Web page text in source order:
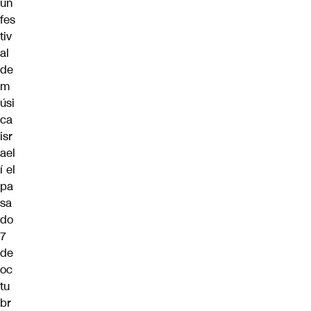
un
fes
tiv
al
de
m
úsi
ca
isr
ael
í el
pa
sa
do
7
de
oc
tu
br